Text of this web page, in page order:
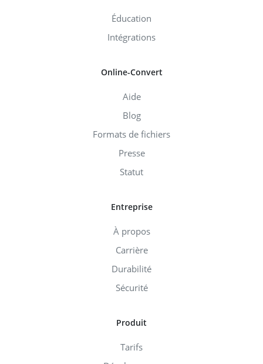
Éducation
Intégrations
Online-Convert
Aide
Blog
Formats de fichiers
Presse
Statut
Entreprise
À propos
Carrière
Durabilité
Sécurité
Produit
Tarifs